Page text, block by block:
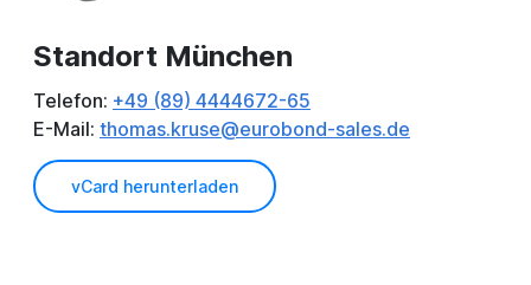
Standort München
Telefon: +49 (89) 4444672-65
E-Mail: thomas.kruse@eurobond-sales.de
vCard herunterladen